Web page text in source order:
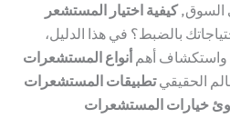
السوق,كيفية اختيار المستشعر
بالضبط؟ في هذا الدليل،
واستكشاف أهم أنواع المستشعرات
الحقيقيتطبيقات المستشعرات
خيارات المستشعرات